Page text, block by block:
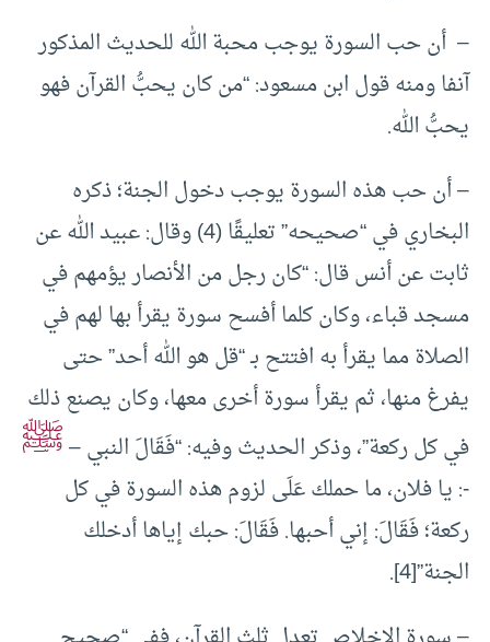
– أن حب السورة يوجب محبة الله للحديث المذكور
آنفا ومنه قول ابن مسعود: “من كان يحبُّ القرآن فهو
يحبُّ الله.
– أن حب هذه السورة يوجب دخول الجنة؛ ذكره
البخاري في “صحيحه” تعليقًا (4) وقال: عبيد الله عن
ثابت عن أنس قال: “كان رجل من الأنصار يؤمهم في
مسجد قباء، وكان كلما أفسح سورة يقرأ بها لهم في
الصلاة مما يقرأ به افتتح بـ “قل هو الله أحد” حتى
يفرغ منها، ثم يقرأ سورة أخرى معها، وكان يصنع ذلك
في كل ركعة”، وذكر الحديث وفيه: “فَقَالَ النبي –ﷺ
-: يا فلان، ما حملك عَلَى لزوم هذه السورة في كل
ركعة؛ فَقَالَ: إني أحبها. فَقَالَ: حبك إياها أدخلك
الجنة”[4].